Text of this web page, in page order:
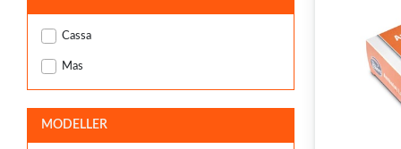
Cassa
Mas
MODELLER